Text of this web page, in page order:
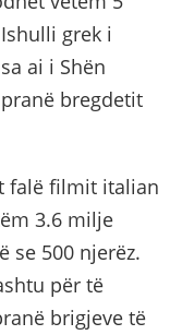
grek i
ai i Shën
bregdetit
falë filmit italian
3.6 milje
se 500 njerëz.
për të
brigjeve të